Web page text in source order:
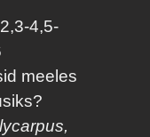
4,5-
meeles